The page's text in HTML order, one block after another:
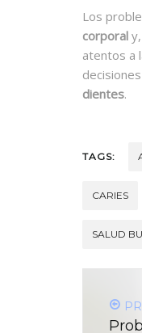
Los
corporal
atentos a
dientes.
TAGS:
CARIES
SALUD